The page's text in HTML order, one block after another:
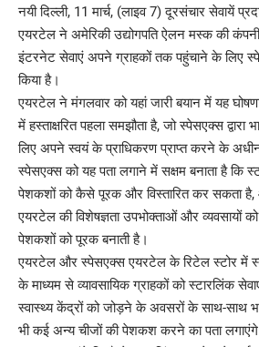
नयी दिल्ली, 11 मार्च, (लाइव 7) दूरसंचार सेवायें
एयरटेल ने अमेरिकी उद्योगपति ऐलन मस्क की कंपनी
इंटरनेट सेवाएं अपने ग्राहकों तक पहुंचाने के लिए
किया है।
एयरटेल ने मंगलवार को यहां जारी बयान में यह
में हस्ताक्षरित पहला समझौता है, जो स्पेसएक्स
लिए अपने स्वयं के प्राधिकरण प्राप्त करने के
स्पेसएक्स को यह पता लगाने में सक्षम बनाता है कि
पेशकशों को कैसे पूरक और विस्तारित कर सकता है,
एयरटेल की विशेषज्ञता उपभोक्ताओं और व्यवसायों
पेशकशों को पूरक बनाती है।
एयरटेल और स्पेसएक्स एयरटेल के रिटेल स्टोर में
के माध्यम से व्यावसायिक ग्राहकों को स्टारलिंक
स्वास्थ्य केंद्रों को जोड़ने के अवसरों के साथ-साथ
भी कई अन्य चीजों की पेशकश करने का पता